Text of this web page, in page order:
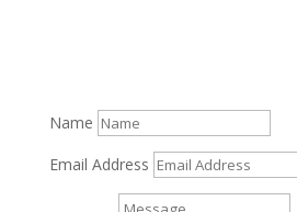
Name
Email Address